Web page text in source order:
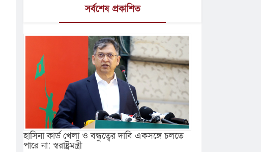
সর্বশেষ প্রকাশিত
হাসিনা কার্ড খেলা ও বন্ধুত্বের দাবি একসঙ্গে চলতে
পারে না: স্বরাষ্ট্রমন্ত্রী